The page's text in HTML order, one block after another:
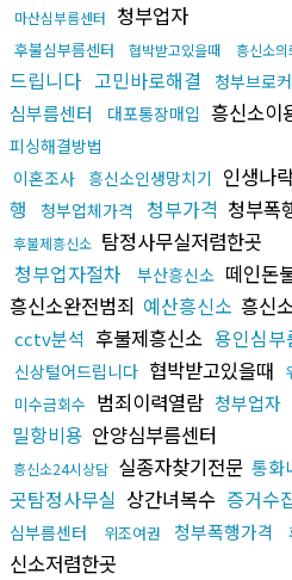
마산심부름센터 청부업자
후불심부름센터 협박받고있을때 흥신소
드립니다 고민바로해결 청부브로커
심부름센터
대포통장매입 흥신소이
피싱해결방법
이혼조사 흥신소인생망치기 인생나
행
청부업체가격 청부가격 청부폭
후불제흥신소 탐정사무실저렴한곳
청부업자절차
부산흥신소 떼인돈
흥신소완전범죄 예산흥신소 흥신
cctv분석 후불제흥신소 용인심부
신상털어드립니다 협박받고있을때
미수금회수 범죄이력열람 청부업자
밀항비용 안양심부름센터
흥신소24시상담 실종자찾기전문 통화
곳탐정사무실 상간녀복수 증거수
심부름센터
위조여권 청부폭행가격
신소저렴한곳